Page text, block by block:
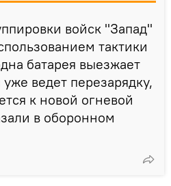
войск "Запад"
тактики
батарея выезжает
ведет перезарядку,
к новой огневой
в оборонном